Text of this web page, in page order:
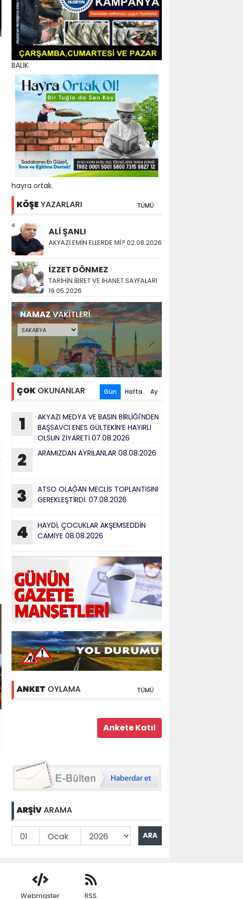
BALIK
hayra ortak.
KÖŞEYAZARLARI TÜMÜ
ALİ ŞANLI
AKYAZI EMİN ELLERDE Mİ? 02.08.2026
İZZET DÖNMEZ
TARİHİN İBRET VE İHANET SAYFALARI
19.05.2026
NAMAZVAKİTLERİ
ÇOK OKUNANLAR Gün Hafta Ay
1
AKYAZI MEDYA VE BASIN BİRLİĞİ'NDEN
BAŞSAVCI ENES GÜLTEKİN’E HAYIRLI
OLSUN ZİYARETİ 07.08.2026
2 ARAMIZDAN AYRILANLAR 08.08.2026
3
ATSO OLAĞAN MECLİS TOPLANTISINI
GEREKLEŞTİRDİ. 07.08.2026
4
HAYDİ, ÇOCUKLAR AKŞEMSEDDİN
CAMİYE 08.08.2026
ANKET OYLAMA TÜMÜ
ARŞİVARAMA
Webmaster RSS